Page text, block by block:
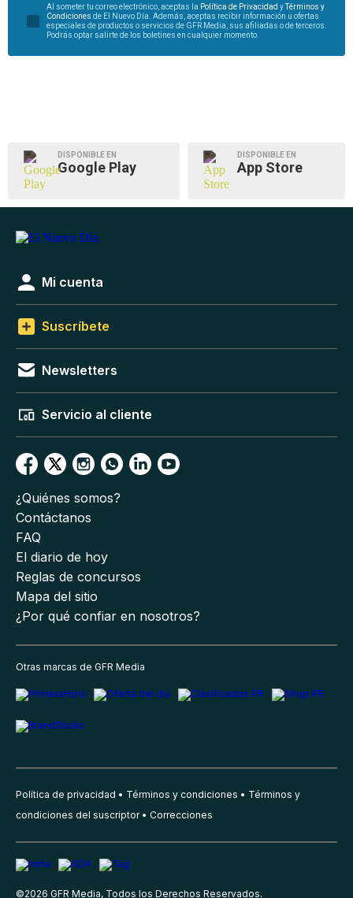
Al someter tu correo electrónico, aceptas la Política de Privacidad yTérminos y
Condiciones de El Nuevo Día. Además, aceptas recibir información u ofertas
especiales de productos o servicios de GFR Media, sus afiliadas o de terceros.
Podrás optar salirte de los boletines en cualquier momento.
DISPONIBLE EN
Google Play
DISPONIBLE EN
App Store
Mi cuenta
Suscríbete
Newsletters
Servicio al cliente
¿Quiénes somos?
Contáctanos
FAQ
El diario de hoy
Reglas de concursos
Mapa del sitio
¿Por qué confiar en nosotros?
Otras marcas de GFR Media
Política de privacidad Términos y condiciones
Términos y
condiciones del suscriptor
Correcciones
©2026 GFR Media, Todos los Derechos Reservados.